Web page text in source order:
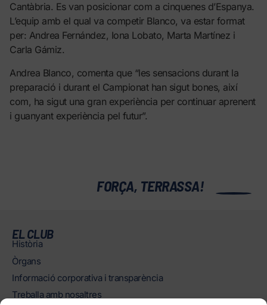
Cantàbria. Es van posicionar com a cinquenes d’Espanya.
L’equip amb el qual va competir Blanco, va estar format
per: Andrea Fernández, Iona Lobato, Marta Martínez i
Carla Gámiz.
Andrea Blanco, comenta que “les sensacions durant la
preparació i durant el Campionat han sigut bones, així
com, ha sigut una gran experiència per continuar aprenent
i guanyant experiència pel futur”.
FORÇA, TERRASSA!
EL CLUB
Història
Òrgans
Informació corporativa i transparència
Treballa amb nosaltres